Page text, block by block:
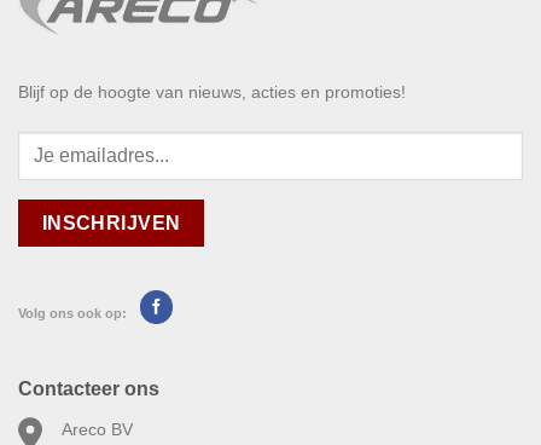
Blijf op de hoogte van nieuws, acties en promoties!
Volg ons ook op:
Contacteer ons
Areco BV